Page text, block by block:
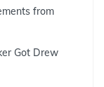
from
Got Drew